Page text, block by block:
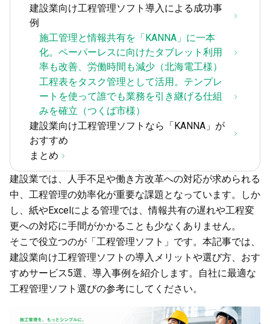
建設業向け工程管理ソフト導入による成功事
例
施工管理と情報共有を「KANNA」に一本
化。ペーパーレスに向けたタブレット利用
率も改善、労働時間も減少（北海電工様）
工程表をタスク管理として活用。テンプレ
ートを使って誰でも業務を引き継げる仕組
みを確立（つくば市様）
建設業向け工程管理ソフトなら「KANNA」が
おすすめ
まとめ
建設業では、人手不足や働き方改革への対応が求められる
中、工程管理の効率化が重要な課題となっています。しか
し、紙やExcelによる管理では、情報共有の遅れや工程変
更への対応に手間がかかることも少なくありません。
そこで役立つのが「工程管理ソフト」です。本記事では、
建設業向け工程管理ソフトの導入メリットや選び方、おす
すめサービス5選、導入事例を紹介します。自社に最適な
工程管理ソフト選びの参考にしてください。